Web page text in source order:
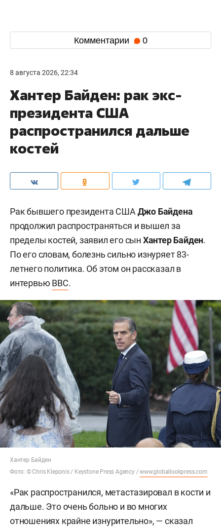
Комментарии 0
8 августа 2026, 22:34
Хантер Байден: рак экс-
президента США
распространился дальше
костей
Рак бывшего президента СШАДжо Байдена
продолжил распространяться и вышел за
пределы костей, заявил его сын Хантер Байден.
По его словам, болезнь сильно изнуряет 83-
летнего политика. Об этом он рассказал в
интервью BBC.
Хантер Байден
Фото: © Chris Kleponis / Keystone Press Agency /www.globallookpress.com
«Рак распространился, метастазировал в кости и
дальше. Это очень больно и во многих
отношениях крайне изнурительно», — сказал